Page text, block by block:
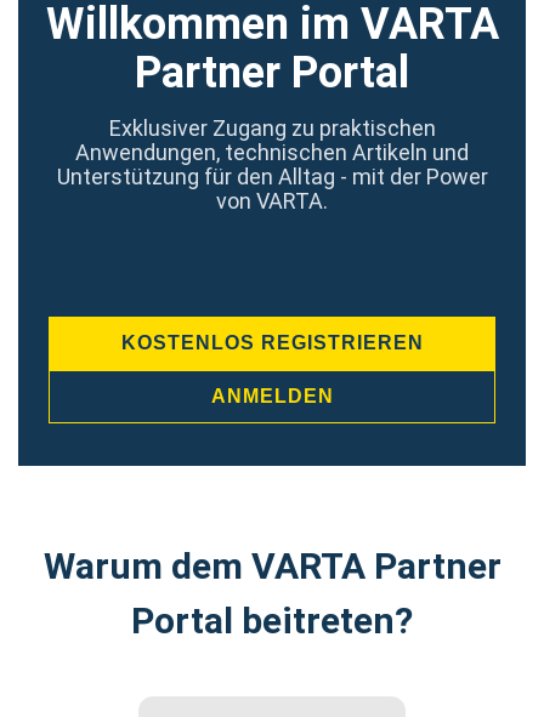
Willkommen im VARTA
Partner Portal
Exklusiver Zugang zu praktischen
Anwendungen, technischen Artikeln und
Unterstützung für den Alltag - mit der Power
von VARTA.
ANMELDEN
KOSTENLOS REGISTRIEREN
Warum dem VARTA Partner
Portal beitreten?